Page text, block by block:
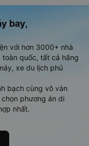
bay,
với hơn 3000+ nhà
quốc, tất cả hãng
xe du lịch phủ
bạch cùng vô vàn
phương án di
nhất.